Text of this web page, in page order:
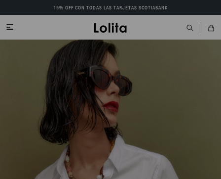
15% OFF CON TODAS LAS TARJETAS SCOTIABANK
